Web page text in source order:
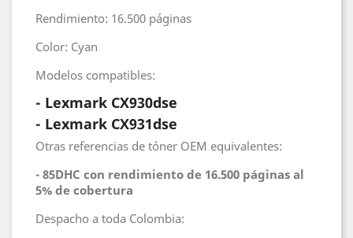
Rendimiento: 16.500 páginas
Color: Cyan
Modelos compatibles:
- Lexmark CX930dse
- Lexmark CX931dse
Otras referencias de tóner OEM equivalentes:
- 85DHC con rendimiento de 16.500 páginas al
5% de cobertura
Despacho a toda Colombia: